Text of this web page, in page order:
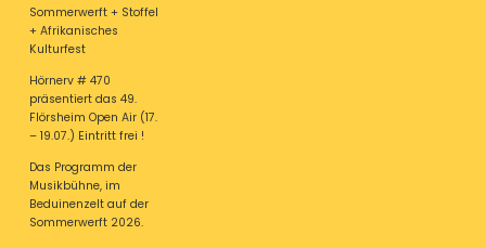
Sommerwerft + Stoffel
+ Afrikanisches
Kulturfest
Hörnerv # 470
präsentiert das 49.
Flörsheim Open Air (17.
– 19.07.) Eintritt frei !
Das Programm der
Musikbühne, im
Beduinenzelt auf der
Sommerwerft 2026.